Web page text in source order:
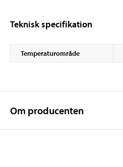
Teknisk specifikation
Temperaturområde
Om producenten